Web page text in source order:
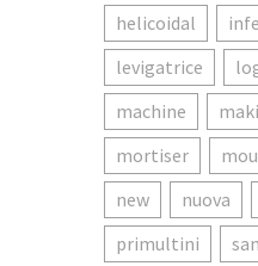
helicoidal
levigatrice
machine
mortiser
new
nuova
primultini